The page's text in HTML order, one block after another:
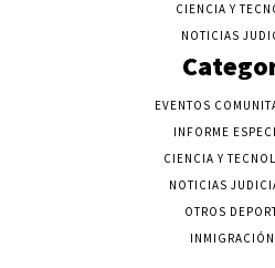
CIENCIA Y
NOTICIAS
EVENTOS
INFORME
CIENCIA Y
NOTICIAS
OTROS
INMIGRACIÓN